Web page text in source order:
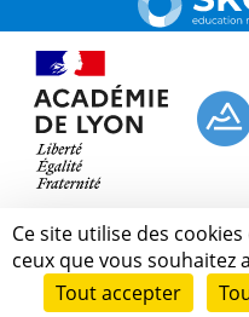
Ce site utilise des
ceux que vous souhaitez
Tout accepter